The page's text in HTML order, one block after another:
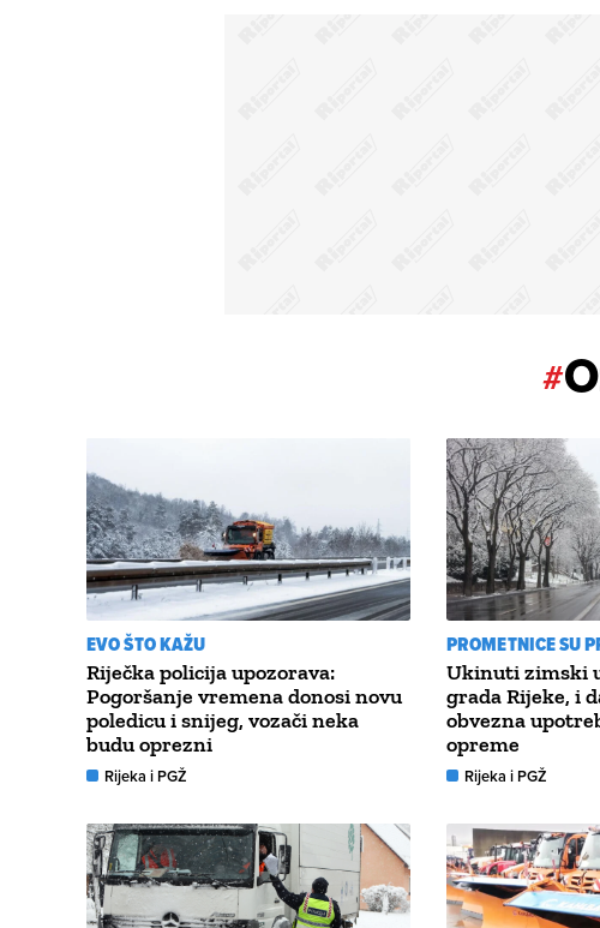
#
EVO ŠTO KAŽU
Riječka policija upozorava:
Pogoršanje vremena donosi novu
poledicu i snijeg, vozači neka
budu oprezni
Rijeka i PGŽ
PROMETNICE SU
Ukinuti zimski
grada Rijeke, i
obvezna
opreme
Rijeka i PGŽ